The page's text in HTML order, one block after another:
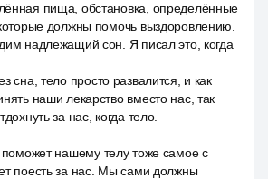
пища, обстановка, определённые
должны помочь выздоровлению.
надлежащий сон. Я писал это, когда
сна, тело просто развалится, и как
наши лекарство вместо нас, так
за нас, когда тело.
нашему телу тоже самое с
поесть за нас. Мы сами должны